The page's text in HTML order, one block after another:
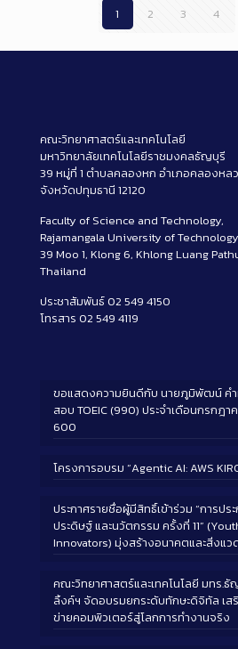
1 2 3 4
คณะวิทยาศาสตร์และเทคโนโลยี
มหาวิทยาลัยเทคโนโลยีราชมงคลธัญบุรี
39 หมู่ที่ 1 ตำบลคลองหก อำเภอคลองหล
จังหวัดปทุมธานี 12120
Faculty of Science and Technology,
Rajamangala University of
39 Moo 1, Klong 6, Khlong Luang
Thailand
ประชาสัมพันธ์ 02 549 4150
โทรสาร 02 549 4119
ขอแสดงความยินดีกับ นายภูมิพัฒน์ ค
สอบ TOEIC (990) ประจำเดือนกรกฎา
600
โครงการอบรม “Agentic AI: AWS
ประกาศรายชื่อผู้มีสิทธิ์เข้าร่วม “การปร
ประดิษฐ์ และนวัตกรรม ครั้งที่ 11”
Innovators) มุ่งสร้างอนาคตและสิ่งแ
คณะวิทยาศาสตร์และเทคโนโลยี มทร.
ลิ้งค์ฯ จัดอบรมยกระดับทักษะดิจิทัล เสริ
ข่ายคอมพิวเตอร์สู่โลกการทำงานจริง